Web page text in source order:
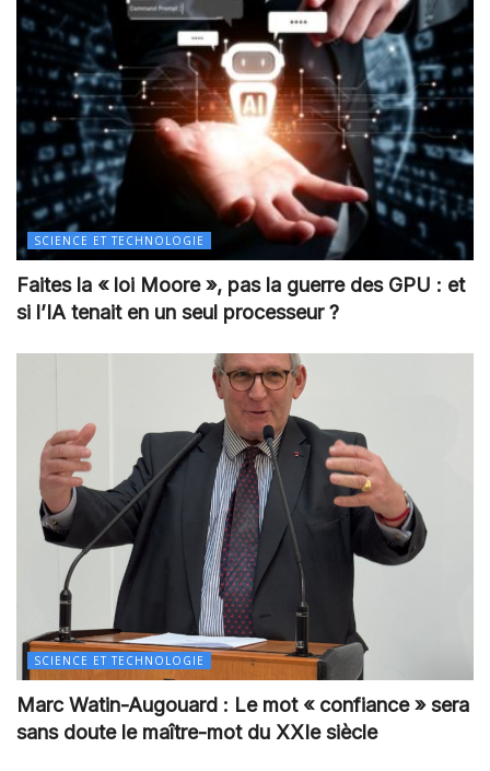
SCIENCE ET TECHNOLOGIE
Faites la « loi Moore », pas la guerre des GPU : et
si l’IA tenait en un seul processeur ?
SCIENCE ET TECHNOLOGIE
Marc Watin-Augouard : Le mot « confiance » sera
sans doute le maître-mot du XXIe siècle